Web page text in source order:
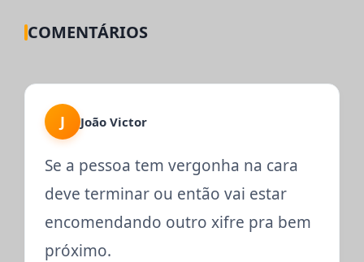
COMENTÁRIOS
J João Victor
Se a pessoa tem vergonha na cara
deve terminar ou então vai estar
encomendando outro xifre pra bem
próximo.